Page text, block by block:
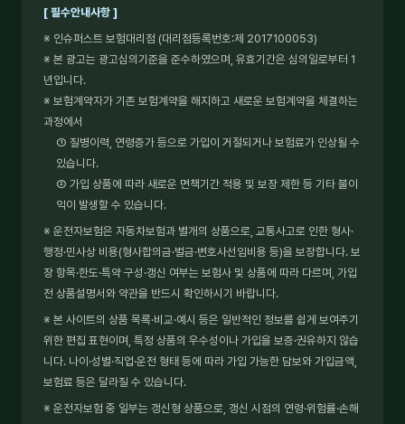
[ 필수안내사항 ]
※ 인슈퍼스트 보험대리점 (대리점등록번호:제 2017100053)
※ 본 광고는 광고심의기준을 준수하였으며, 유효기간은 심의일로부터 1
년입니다.
※ 보험계약자가 기존 보험계약을 해지하고 새로운 보험계약을 체결하는
과정에서
① 질병이력, 연령증가 등으로 가입이 거절되거나 보험료가 인상될 수
있습니다.
② 가입 상품에 따라 새로운 면책기간 적용 및 보장 제한 등 기타 불이
익이 발생할 수 있습니다.
※ 운전자보험은 자동차보험과 별개의 상품으로, 교통사고로 인한 형사·
행정·민사상 비용(형사합의금·벌금·변호사선임비용 등)을 보장합니다. 보
장 항목·한도·특약 구성·갱신 여부는 보험사 및 상품에 따라 다르며, 가입
전 상품설명서와 약관을 반드시 확인하시기 바랍니다.
※ 본 사이트의 상품 목록·비교·예시 등은 일반적인 정보를 쉽게 보여주기
위한 편집 표현이며, 특정 상품의 우수성이나 가입을 보증·권유하지 않습
니다. 나이·성별·직업·운전 형태 등에 따라 가입 가능한 담보와 가입금액,
보험료 등은 달라질 수 있습니다.
※ 운전자보험 중 일부는 갱신형 상품으로, 갱신 시점의 연령·위험률·손해